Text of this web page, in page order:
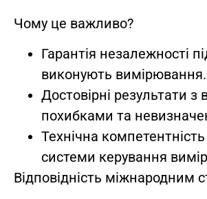
Чому це важливо?
Гарантія незалежності
виконують вимірювання.
Достовірні результати з
похибками та
Технічна
системи керування
Відповідність міжнародним